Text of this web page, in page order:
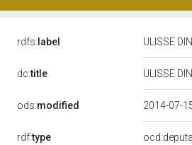
rdfs: label ULISSE
dc:title ULISSE
ods:modified 2014-07-
rdf:type